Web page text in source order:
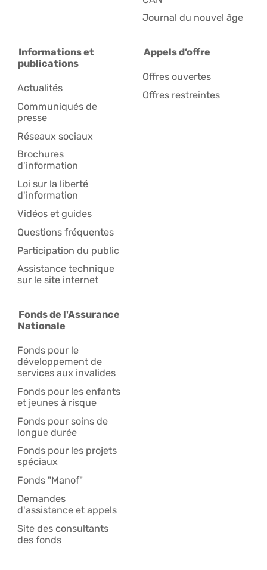
Journal du nouvel âge
Informations et
publications
Actualités
Communiqués de
presse
Réseaux sociaux
Brochures
d'information
Loi sur la liberté
d'information
Vidéos et guides
Questions fréquentes
Participation du public
Assistance technique
sur le site internet
Appels d’offre
Offres ouvertes
Offres restreintes
Fonds de l'Assurance
Nationale
Fonds pour le
développement de
services aux invalides
Fonds pour les enfants
et jeunes à risque
Fonds pour soins de
longue durée
Fonds pour les projets
spéciaux
Fonds "Manof"
Demandes
d'assistance et appels
Site des consultants
des fonds